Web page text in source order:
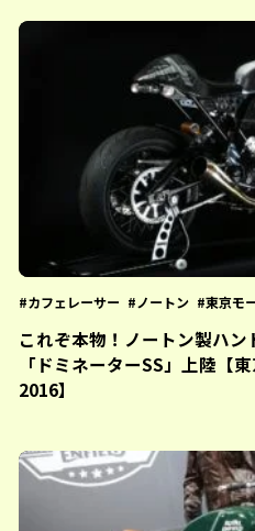
カフェレーサー ノートン 東京モ
これぞ本物！ノートン製ハ
「ドミネーターSS」上陸【
2016】